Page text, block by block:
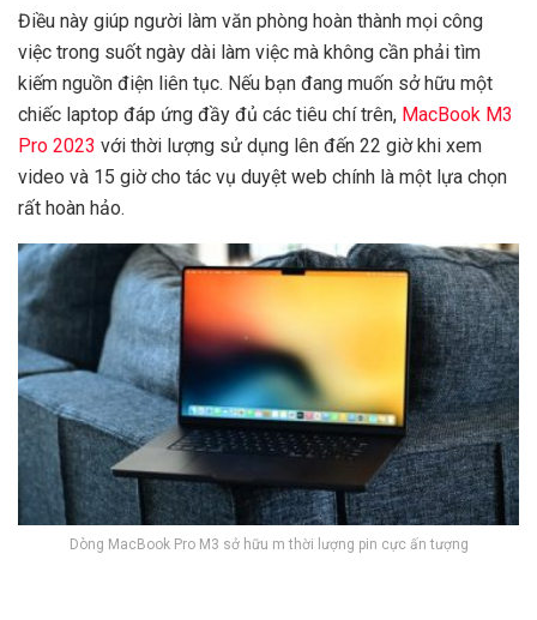
Điều này giúp người làm văn phòng hoàn thành mọi công
việc trong suốt ngày dài làm việc mà không cần phải tìm
kiếm nguồn điện liên tục. Nếu bạn đang muốn sở hữu một
chiếc laptop đáp ứng đầy đủ các tiêu chí trên, MacBook M3
Pro 2023 với thời lượng sử dụng lên đến 22 giờ khi xem
video và 15 giờ cho tác vụ duyệt web chính là một lựa chọn
rất hoàn hảo.
Dòng MacBook Pro M3 sở hữu m thời lượng pin cực ấn tượng